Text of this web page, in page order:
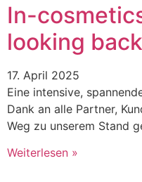
In-
looking
17. April 2025
Eine intensive,
Dank an alle Partner,
Weg zu unserem Stand
Weiterlesen »